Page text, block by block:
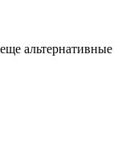
альтернативные